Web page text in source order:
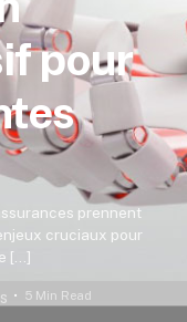
pour
prennent
cruciaux pour
[…]
5 Min Read